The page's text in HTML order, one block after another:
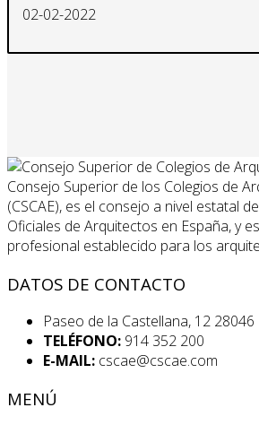
02-02-2022
Consejo Superior de los Colegios de
(CSCAE), es el consejo a nivel estatal
Oficiales de Arquitectos en España, y
profesional establecido para los
DATOS DE CONTACTO
Paseo de la Castellana, 12
TELÉFONO: 914 352 200
E-MAIL: cscae@cscae.com
MENÚ